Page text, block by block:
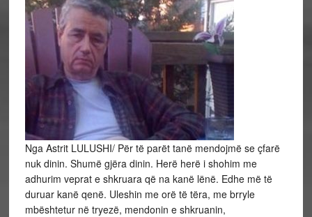
Nga Astrit LULUSHI/ Për të parët tanë mendojmë se çfarë
nuk dinin. Shumë gjëra dinin. Herë herë i shohim me
adhurim veprat e shkruara që na kanë lënë. Edhe më të
duruar kanë qenë. Uleshin me orë të tëra, me brryle
mbështetur në tryezë, mendonin e shkruanin,